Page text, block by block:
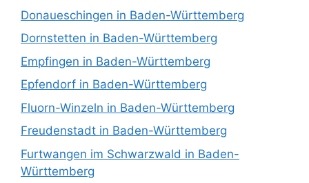
Donaueschingen in Baden-Württemberg
Dornstetten in Baden-Württemberg
Empfingen in Baden-Württemberg
Epfendorf in Baden-Württemberg
Fluorn-Winzeln in Baden-Württemberg
Freudenstadt in Baden-Württemberg
Furtwangen im Schwarzwald in Baden-
Württemberg